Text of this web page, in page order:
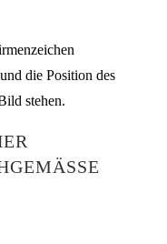
die Position des
stehen.
M